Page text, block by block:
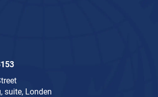
suite, Londen